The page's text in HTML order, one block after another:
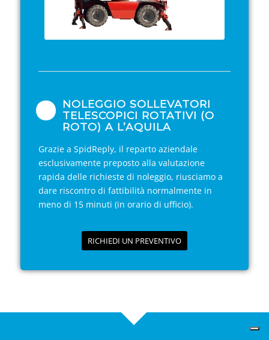
NOLEGGIO SOLLEVATORI
TELESCOPICI ROTATIVI (O
ROTO) A L’AQUILA
Grazie a SpidReply, il reparto aziendale
esclusivamente preposto alla valutazione
rapida delle richieste di noleggio, riusciamo a
dare riscontro di fattibilità normalmente in
meno di 15 minuti (in orario di ufficio).
RICHIEDI UN PREVENTIVO